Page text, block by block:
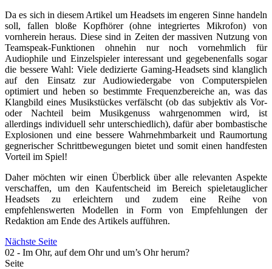
Da es sich in diesem Artikel um Headsets im engeren Sinne handeln
soll, fallen bloße Kopfhörer (ohne integriertes Mikrofon) von
vornherein heraus. Diese sind in Zeiten der massiven Nutzung von
Teamspeak-Funktionen ohnehin nur noch vornehmlich für
Audiophile und Einzelspieler interessant und gegebenenfalls sogar
die bessere Wahl: Viele dedizierte Gaming-Headsets sind klanglich
auf den Einsatz zur Audiowiedergabe von Computerspielen
optimiert und heben so bestimmte Frequenzbereiche an, was das
Klangbild eines Musikstückes verfälscht (ob das subjektiv als Vor-
oder Nachteil beim Musikgenuss wahrgenommen wird, ist
allerdings individuell sehr unterschiedlich), dafür aber bombastische
Explosionen und eine bessere Wahrnehmbarkeit und Raumortung
gegnerischer Schrittbewegungen bietet und somit einen handfesten
Vorteil im Spiel!
Daher möchten wir einen Überblick über alle relevanten Aspekte
verschaffen, um den Kaufentscheid im Bereich spieletauglicher
Headsets zu erleichtern und zudem eine Reihe von
empfehlenswerten Modellen in Form von Empfehlungen der
Redaktion am Ende des Artikels aufführen.
Nächste Seite
02 - Im Ohr, auf dem Ohr und um’s Ohr herum?
Seite